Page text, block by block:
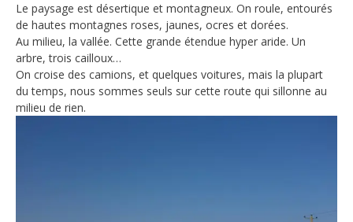
Le paysage est désertique et montagneux. On roule, entourés
de hautes montagnes roses, jaunes, ocres et dorées.
Au milieu, la vallée. Cette grande étendue hyper aride. Un
arbre, trois cailloux…
On croise des camions, et quelques voitures, mais la plupart
du temps, nous sommes seuls sur cette route qui sillonne au
milieu de rien.